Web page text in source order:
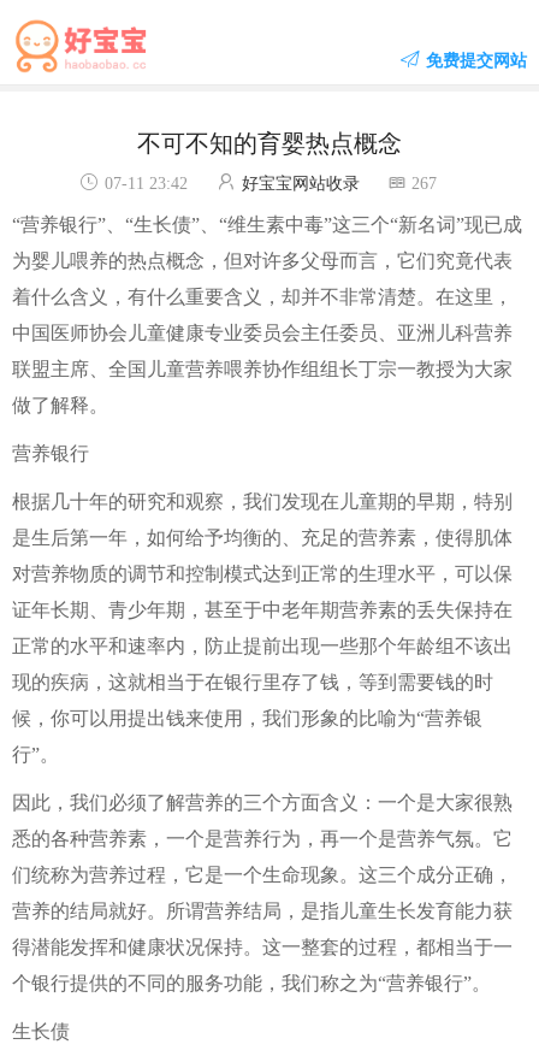
免费提交网站
不可不知的育婴热点概念
07-11 23:42 好宝宝网站收录 267
“营养银行”、“生长债”、“维生素中毒”这三个“新名词”现已成
为婴儿喂养的热点概念，但对许多父母而言，它们究竟代表
着什么含义，有什么重要含义，却并不非常清楚。在这里，
中国医师协会儿童健康专业委员会主任委员、亚洲儿科营养
联盟主席、全国儿童营养喂养协作组组长丁宗一教授为大家
做了解释。
营养银行
根据几十年的研究和观察，我们发现在儿童期的早期，特别
是生后第一年，如何给予均衡的、充足的营养素，使得肌体
对营养物质的调节和控制模式达到正常的生理水平，可以保
证年长期、青少年期，甚至于中老年期营养素的丢失保持在
正常的水平和速率内，防止提前出现一些那个年龄组不该出
现的疾病，这就相当于在银行里存了钱，等到需要钱的时
候，你可以用提出钱来使用，我们形象的比喻为“营养银
行”。
因此，我们必须了解营养的三个方面含义：一个是大家很熟
悉的各种营养素，一个是营养行为，再一个是营养气氛。它
们统称为营养过程，它是一个生命现象。这三个成分正确，
营养的结局就好。所谓营养结局，是指儿童生长发育能力获
得潜能发挥和健康状况保持。这一整套的过程，都相当于一
个银行提供的不同的服务功能，我们称之为“营养银行”。
生长债